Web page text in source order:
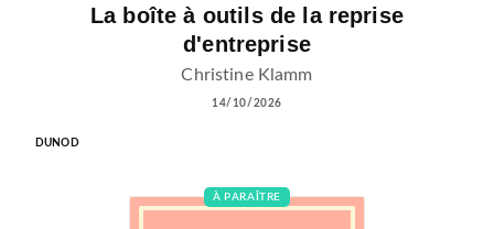
La boîte à outils de la reprise
d'entreprise
Christine Klamm
14/10/2026
DUNOD
À PARAÎTRE